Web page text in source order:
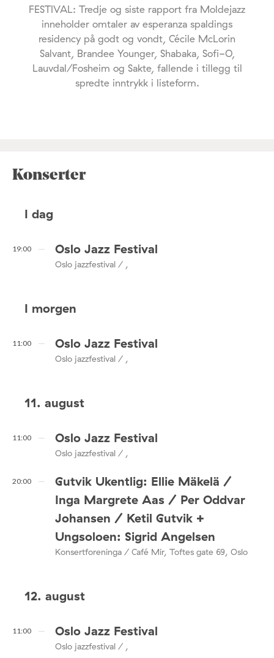
FESTIVAL: Tredje og siste rapport fra Moldejazz
inneholder omtaler av esperanza spaldings
residency på godt og vondt, Cécile McLorin
Salvant, Brandee Younger, Shabaka, Sofi-O,
Lauvdal/Fosheim og Sakte, fallende i tillegg til
spredte inntrykk i listeform.
Konserter
I dag
19:00 Oslo Jazz Festival
Oslo jazzfestival / ,
I morgen
11:00 Oslo Jazz Festival
Oslo jazzfestival / ,
11. august
11:00 Oslo Jazz Festival
Oslo jazzfestival / ,
20:00
Gutvik Ukentlig: Ellie Mäkelä /
Inga Margrete Aas / Per Oddvar
Johansen / Ketil Gutvik +
Ungsoloen: Sigrid Angelsen
Konsertforeninga / Café Mir, Toftes gate 69, Oslo
12. august
11:00 Oslo Jazz Festival
Oslo jazzfestival / ,